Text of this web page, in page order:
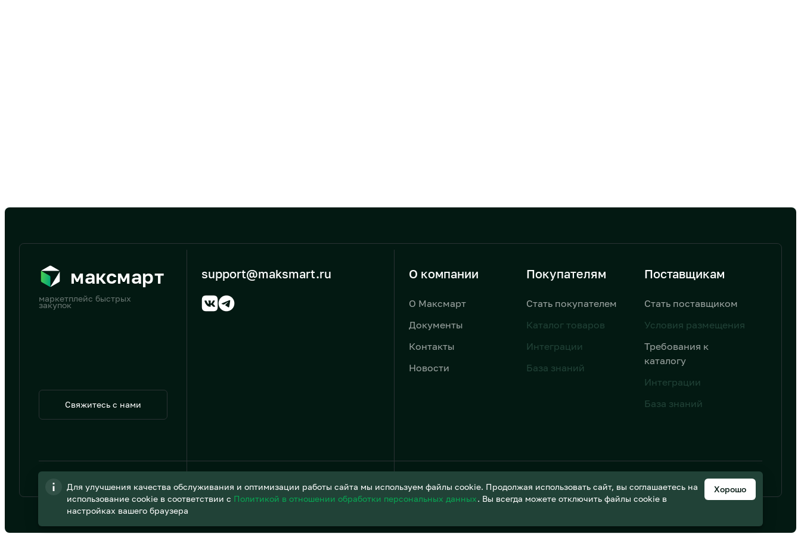
максмарт
маркетплейс быстрых
закупок
Свяжитесь с нами
support@maksmart.ru О компании
О Максмарт
Документы
Контакты
Новости
Покупателям
Стать покупателем
Каталог товаров
Интеграции
База знаний
Поставщикам
Стать поставщиком
Условия размещения
Требования к
каталогу
Интеграции
База знаний
Дизайн от AIC
Для улучшения качества обслуживания и оптимизации работы сайта мы используем файлы cookie. Продолжая использовать сайт, вы соглашаетесь на
использование cookie в соответствии с Политикой в отношении обработки персональных данных. Вы всегда можете отключить файлы cookie в
настройках вашего браузера
Хорошо